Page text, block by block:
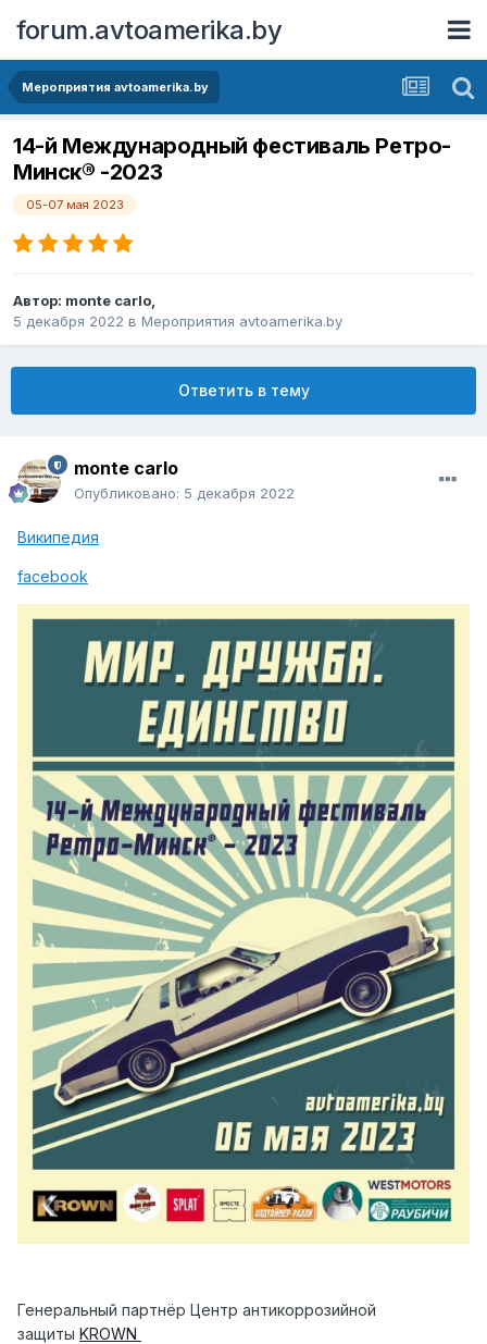
forum.avtoamerika.by
Мероприятия avtoamerika.by
14-й Международный фестиваль Ретро-
Минск® -2023
05-07 мая 2023
Автор: monte carlo,
5 декабря 2022 в Мероприятия avtoamerika.by
Ответить в тему
monte carlo
Опубликовано: 5 декабря 2022
Википедия
facebook
Генеральный партнёр Центр антикоррозийной
защиты KROWN